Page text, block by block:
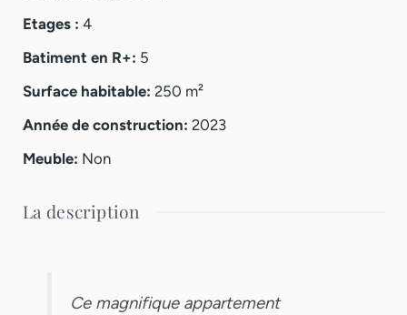
Etages : 4
Batiment en R+: 5
Surface habitable: 250 m²
Année de construction: 2023
Meuble: Non
La description
Ce magnifique appartement